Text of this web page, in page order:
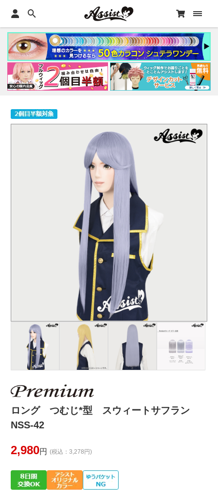
ロング つむじ*型 スウィートサフラン
NSS-42
2,980円 (税込：3,278円)